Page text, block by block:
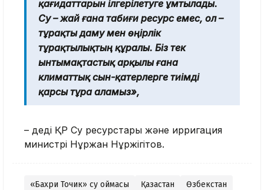
қағидаттарын ілгерілетуге ұмтылады.
Су – жай ғана табиғи ресурс емес, ол –
тұрақты даму мен өңірлік
тұрақтылықтың құралы. Біз тек
ынтымақтастық арқылы ғана
климаттық сын-қатерлерге тиімді
қарсы тұра аламыз»,
– деді ҚР Су ресурстары және ирригация
министрі Нұржан Нұржігітов.
«Бахри Точик» су қоймасы Қазақстан
Өзбекстан